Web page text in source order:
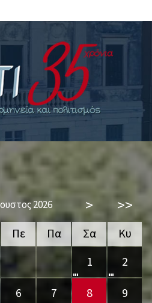
2026 > >>
Πε Πα Σα
Κυ
1
2
6 7 8
9